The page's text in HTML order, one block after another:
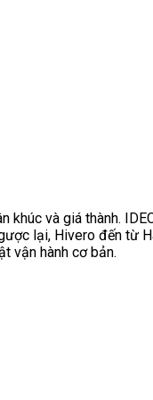
và giá thành.
lại, Hivero đến từ
vận hành cơ bản.